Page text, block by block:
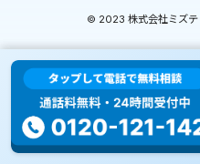
© 2023 株式会社ミズ